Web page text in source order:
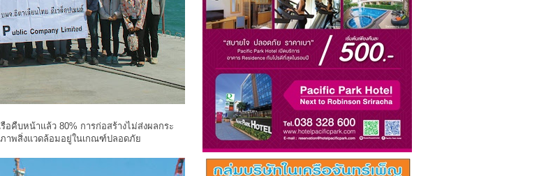
คืบหน้าแล้ว 80% การก่อสร้างไม่ส่งผลกระ
าพสิ่งแวดล้อมอยู่ในเกณฑ์ปลอดภัย